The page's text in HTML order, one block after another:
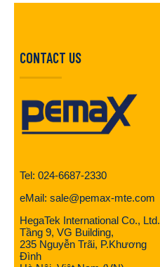
CONTACT US
Tel: 024-6687-2330
eMail: sale@pemax-mte.com
HegaTek International Co., Ltd.
Tầng 9, VG Building,
235 Nguyễn Trãi, P.Khương
Đình